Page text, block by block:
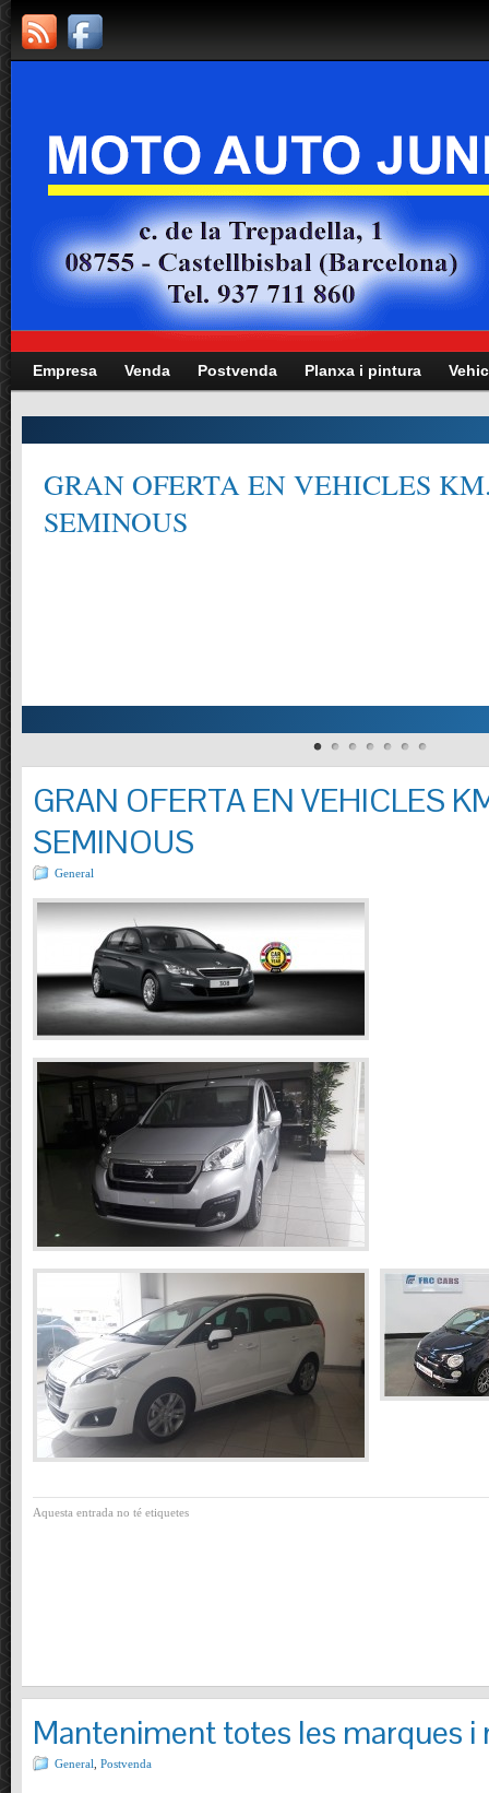
Empresa Venda Postvenda Planxa i pintura
GRAN OFERTA EN VEHICLES
SEMINOUS
GRAN OFERTA EN VEHICLES
SEMINOUS
General
Aquesta entrada no té etiquetes
Manteniment totes les marques i
General Postvenda